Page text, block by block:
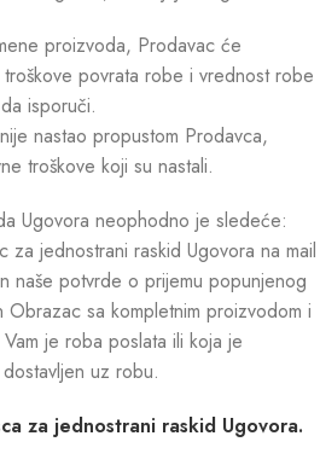
proizvoda, Prodavac će
povrata robe i vrednost robe
isporuči.
nastao propustom Prodavca,
troškove koji su nastali.
Ugovora neophodno je sledeće:
jednostrani raskid Ugovora na mail
naše potvrde o prijemu popunjenog
sa kompletnim proizvodom i
je roba poslata ili koja je
uz robu.
za jednostrani raskid Ugovora.